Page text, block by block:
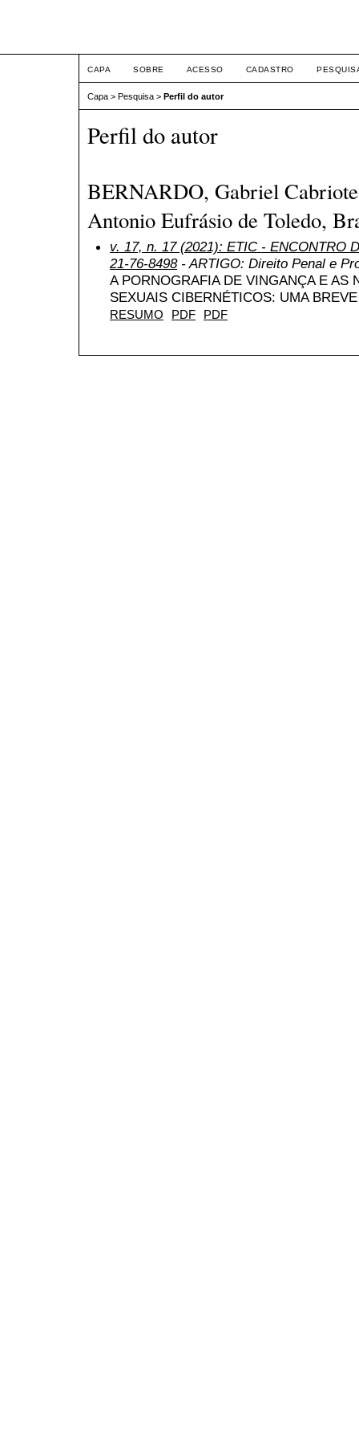
CAPA SOBRE ACESSO CADASTRO
Capa > Pesquisa > Perfil do autor
Perfil do autor
BERNARDO, Gabriel
Antonio Eufrásio de Toledo,
v. 17, n. 17 (2021): ETIC - ENCONTRO
21-76-8498- ARTIGO: Direito Penal e
A PORNOGRAFIA DE VINGANÇA E AS
SEXUAIS CIBERNÉTICOS: UMA
RESUMO PDF PDF